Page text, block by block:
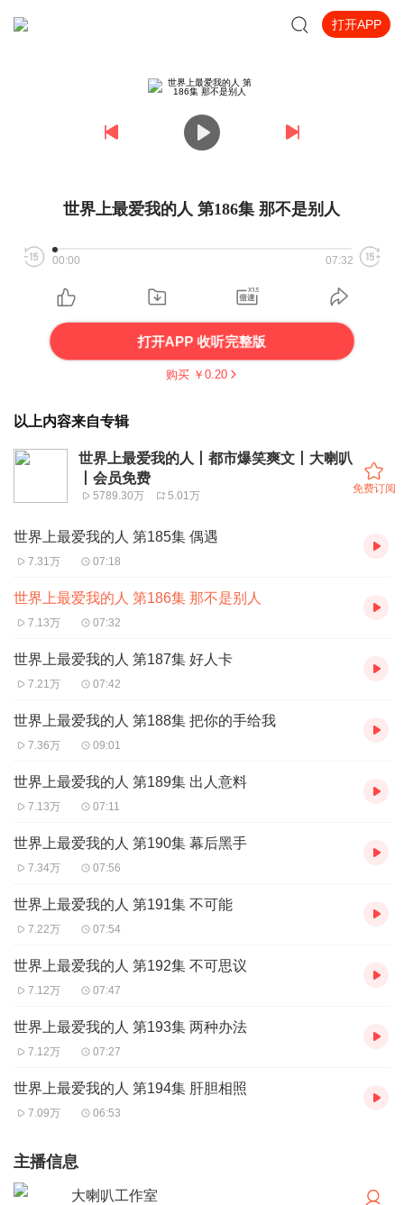
打开APP
世界上最爱我的人 第186集 那不是别人
00:00 07:32
打开APP 收听完整版
购买 ￥ 0.20
以上内容来自专辑
世界上最爱我的人丨都市爆笑爽文丨大喇叭
丨会员免费
5789.30万 5.01万
免费订阅
世界上最爱我的人 第185集 偶遇
7.31万 07:18
世界上最爱我的人 第186集 那不是别人
7.13万 07:32
世界上最爱我的人 第187集 好人卡
7.21万 07:42
世界上最爱我的人 第188集 把你的手给我
7.36万 09:01
世界上最爱我的人 第189集 出人意料
7.13万 07:11
世界上最爱我的人 第190集 幕后黑手
7.34万 07:56
世界上最爱我的人 第191集 不可能
7.22万 07:54
世界上最爱我的人 第192集 不可思议
7.12万 07:47
世界上最爱我的人 第193集 两种办法
7.12万 07:27
世界上最爱我的人 第194集 肝胆相照
7.09万 06:53
主播信息
大喇叭工作室